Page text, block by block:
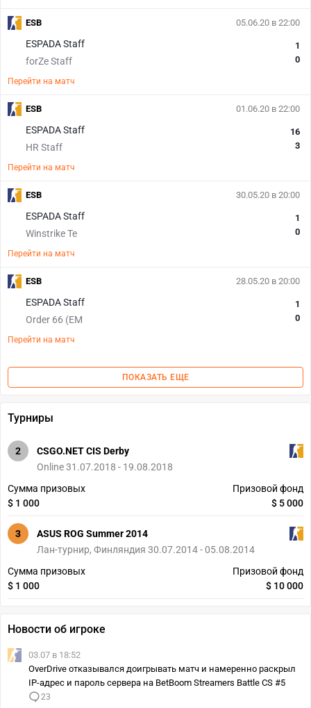
05.06.20 в 22:00
ESPADA Staff
forZe Staff
1
0
Перейти на матч
ESB
01.06.20 в 22:00
ESPADA Staff
HR Staff
16
3
Перейти на матч
ESB
30.05.20 в 20:00
ESPADA Staff
Winstrike Te
1
0
Перейти на матч
ESB
28.05.20 в 20:00
ESPADA Staff
Order 66 (EM
1
0
Перейти на матч
ESB
ПОКАЗАТЬ ЕЩЕ
Турниры
2
CSGO.NET CIS Derby
Online 31.07.2018 - 19.08.2018
Сумма призовых
$ 1 000
Призовой фонд
$ 5 000
3
ASUS ROG Summer 2014
Лан-турнир, Финляндия 30.07.2014 - 05.08.2014
Сумма призовых
$ 1 000
Призовой фонд
$ 10 000
Новости об игроке
03.07 в 18:52
OverDrive отказывался доигрывать матч и намеренно раскрыл
IP-адрес и пароль сервера на BetBoom Streamers Battle CS #5
23